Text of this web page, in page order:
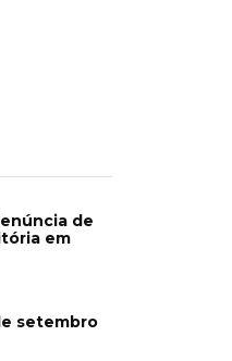
de
em
setembro